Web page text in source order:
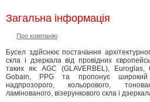
Загальна інформація
Про компанію
Бусел здійснює постачання
скла і дзеркала від провідних
таких як: AGC (GLAVERBEL),
Gobain, PPG та пропонує широкий
надпрозорого, кольорового,
ламінованого, візерункового скла і